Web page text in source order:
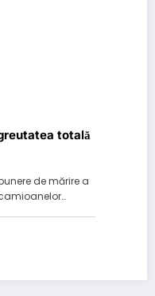
totală
de mărire a